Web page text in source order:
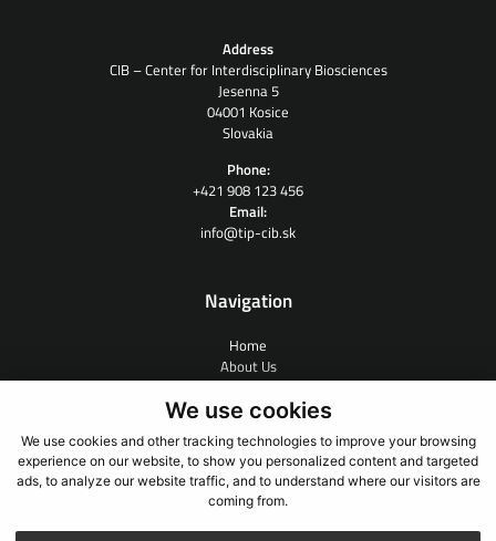
We use cookies
We use cookies and other tracking technologies to improve your browsing
experience on our website, to show you personalized content and targeted
ads, to analyze our website traffic, and to understand where our visitors are
coming from.
Address
CIB – Center for Interdisciplinary Biosciences
Jesenna 5
04001 Kosice
Slovakia
Phone:
+421 908 123 456
Email:
info@tip-cib.sk
Navigation
Home
About Us
Contract Research
People
Links
Contact